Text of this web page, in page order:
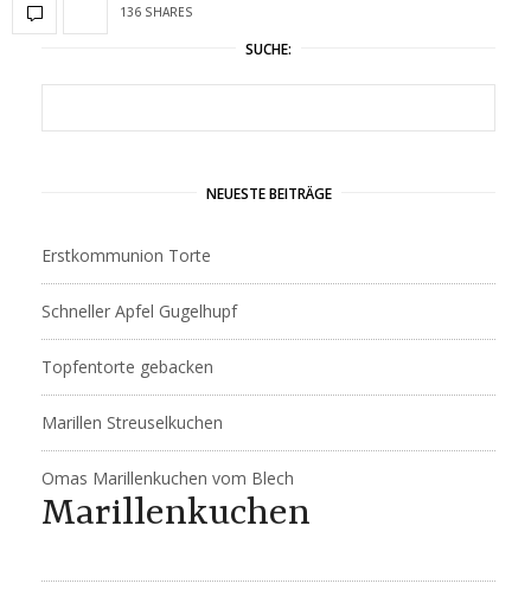
136 SHARES
SUCHE:
NEUESTE BEITRÄGE
Erstkommunion Torte
Schneller Apfel Gugelhupf
Topfentorte gebacken
Marillen Streuselkuchen
Omas Marillenkuchen vom Blech
Marillenkuchen